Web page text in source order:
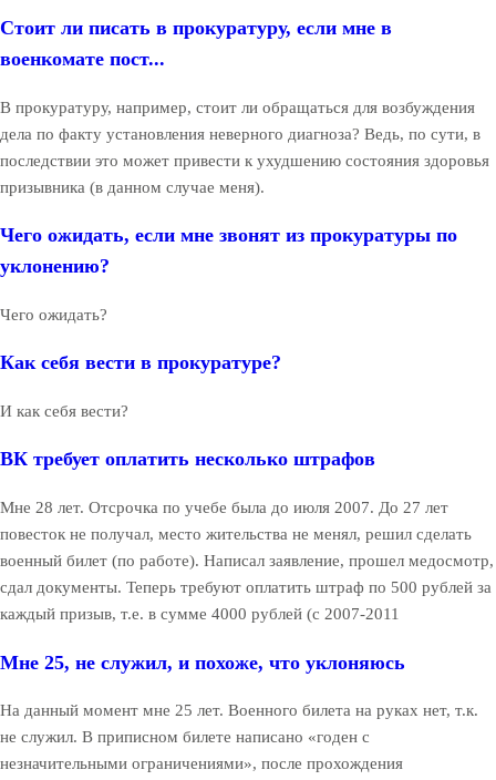
Стоит ли писать в прокуратуру, если мне в
военкомате пост...
В прокуратуру, например, стоит ли обращаться для возбуждения
дела по факту установления неверного диагноза? Ведь, по сути, в
последствии это может привести к ухудшению состояния здоровья
призывника (в данном случае меня).
Чего ожидать, если мне звонят из прокуратуры по
уклонению?
Чего ожидать?
Как себя вести в прокуратуре?
И как себя вести?
ВК требует оплатить несколько штрафов
Мне 28 лет. Отсрочка по учебе была до июля 2007. До 27 лет
повесток не получал, место жительства не менял, решил сделать
военный билет (по работе). Написал заявление, прошел медосмотр,
сдал документы. Теперь требуют оплатить штраф по 500 рублей за
каждый призыв, т.е. в сумме 4000 рублей (с 2007-2011
Мне 25, не служил, и похоже, что уклоняюсь
На данный момент мне 25 лет. Военного билета на руках нет, т.к.
не служил. В приписном билете написано «годен с
незначительными ограничениями», после прохождения